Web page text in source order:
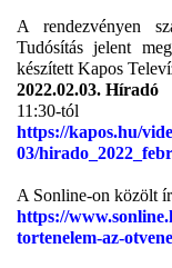
i
n
k
s
n
d
e
-
m
A rendezvényen
Tudósítás jelent
készített Kapos
2022.02.03. Híradó
11:30-tól
https://kapos.hu/
03/
A Sonline-on közölt
https://
tortenelem-az-